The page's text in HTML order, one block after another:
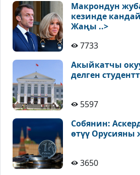
Макрондун
кезинде
Жаңы ..>
7733
Акыйкатчы
делген
5597
Собянин:
өтүү Орусияны
3650